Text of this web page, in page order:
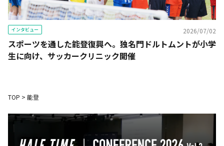
インタビュー 2026/07/02
スポーツを通した能登復興へ。独名門ドルトムントが小学
生に向け、サッカークリニック開催
TOP > 能登